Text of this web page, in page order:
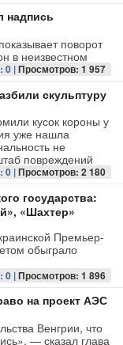
надпись
поворот
в неизвестном
0 |Просмотров: 1 957
скульптуру
кусок короны у
уже нашла
не
повреждений
0 |Просмотров: 2 180
государства:
«Шахтер»
Премьер-
обыграло
0 |Просмотров: 1 896
на проект АЭС
Венгрии, что
— сказал глава